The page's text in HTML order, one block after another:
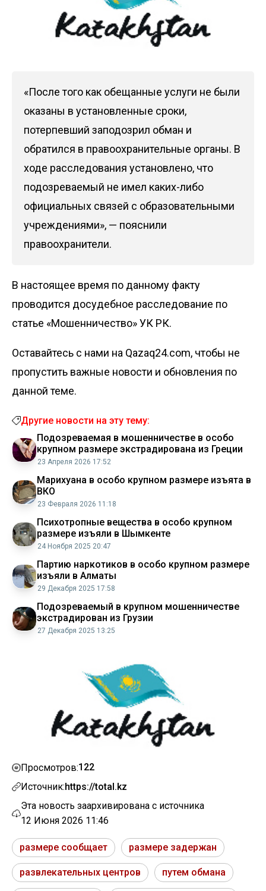
«После того как обещанные услуги не были
оказаны в установленные сроки,
потерпевший заподозрил обман и
обратился в правоохранительные органы. В
ходе расследования установлено, что
подозреваемый не имел каких-либо
официальных связей с образовательными
учреждениями», — пояснили
правоохранители.
В настоящее время по данному факту
проводится досудебное расследование по
статье «Мошенничество» УК РК.
Оставайтесь с нами на Qazaq24.com, чтобы не
пропустить важные новости и обновления по
данной теме.
Другие новости на эту тему:
Подозреваемая в мошенничестве в особо
крупном размере экстрадирована из Греции
23 Апреля 2026 17:52
Марихуана в особо крупном размере изъята в
ВКО
23 Февраля 2026 11:18
Психотропные вещества в особо крупном
размере изъяли в Шымкенте
24 Ноября 2025 20:47
Партию наркотиков в особо крупном размере
изъяли в Алматы
29 Декабря 2025 17:58
Подозреваемый в крупном мошенничестве
экстрадирован из Грузии
27 Декабря 2025 13:25
Просмотров:122
Источник:https://total.kz
Эта новость заархивирована с источника
12 Июня 2026 11:46
размере сообщает размере задержан
развлекательных центров путем обмана